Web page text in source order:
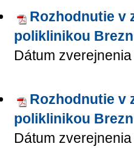
Rozhodnutie v
poliklinikou
Dátum
Rozhodnutie v
poliklinikou
Dátum